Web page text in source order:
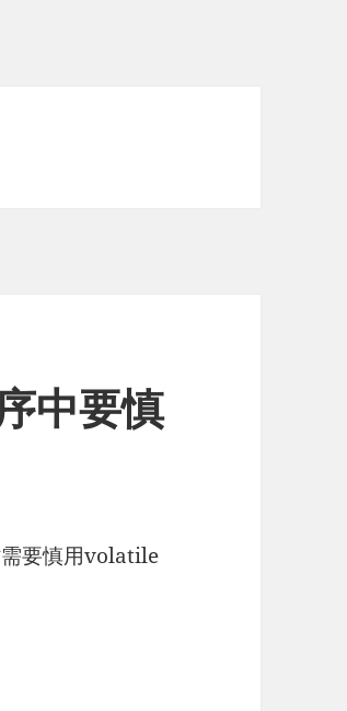
中要慎
需要慎用volatile